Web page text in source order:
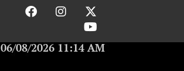
06/08/2026 11:14 AM